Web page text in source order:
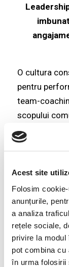
Acest site
Folosim
anunțurile,
a analiza
rețele sociale,
privire la
pot combina cu
în urma folosirii
O cultura
pentru
team-
scopului
viata de zi
incredere si
cere
ofere. O
colectiva
si sa-si
stiu sa
folosind
potrivite in